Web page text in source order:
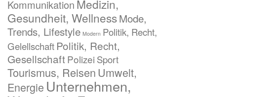
Kommunikation Medizin,
Gesundheit, WellnessMode,
Trends, Lifestyle Modern Politik, Recht,
Gelellschaft Politik, Recht,
GesellschaftPolizei Sport
Tourismus, Reisen Umwelt,
Energie Unternehmen,